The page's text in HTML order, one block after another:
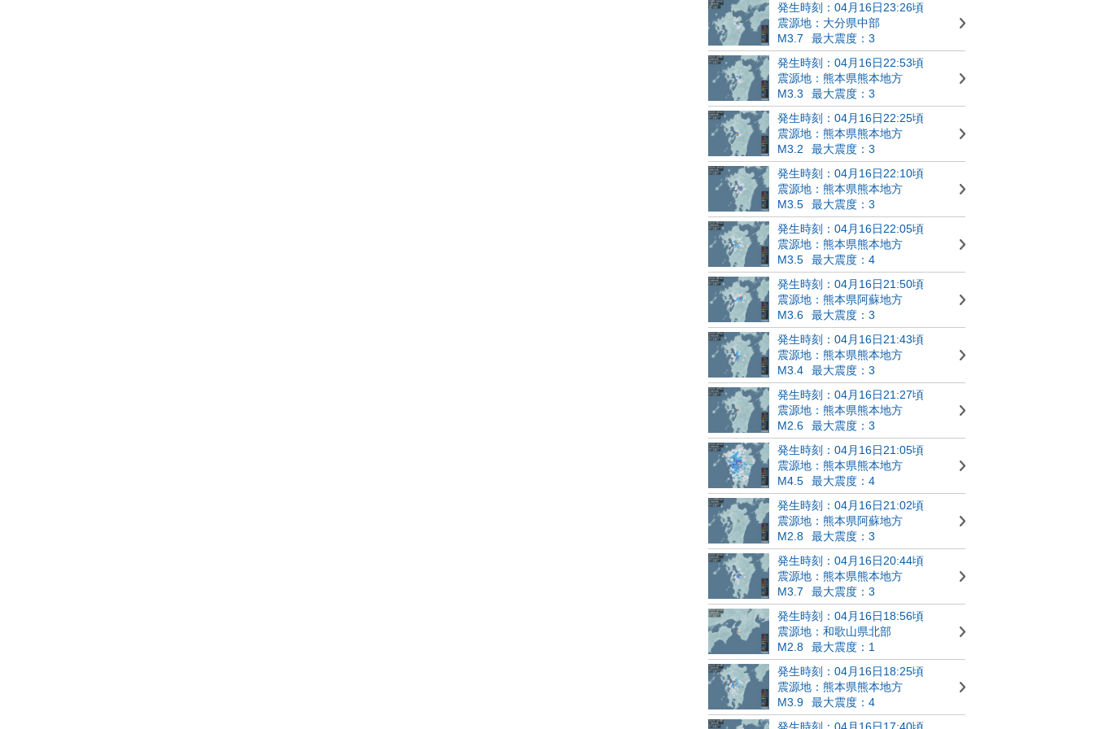
発生時刻：04月16日23:26頃
震源地：大分県中部
M3.7
最大震度：3
発生時刻：04月16日22:53頃
震源地：熊本県熊本地方
M3.3
最大震度：3
発生時刻：04月16日22:25頃
震源地：熊本県熊本地方
M3.2
最大震度：3
発生時刻：04月16日22:10頃
震源地：熊本県熊本地方
M3.5
最大震度：3
発生時刻：04月16日22:05頃
震源地：熊本県熊本地方
M3.5
最大震度：4
発生時刻：04月16日21:50頃
震源地：熊本県阿蘇地方
M3.6
最大震度：3
発生時刻：04月16日21:43頃
震源地：熊本県熊本地方
M3.4
最大震度：3
発生時刻：04月16日21:27頃
震源地：熊本県熊本地方
M2.6
最大震度：3
発生時刻：04月16日21:05頃
震源地：熊本県熊本地方
M4.5
最大震度：4
発生時刻：04月16日21:02頃
震源地：熊本県阿蘇地方
M2.8
最大震度：3
発生時刻：04月16日20:44頃
震源地：熊本県熊本地方
M3.7
最大震度：3
発生時刻：04月16日18:56頃
震源地：和歌山県北部
M2.8
最大震度：1
発生時刻：04月16日18:25頃
震源地：熊本県熊本地方
M3.9
最大震度：4
発生時刻：04月16日17:40頃